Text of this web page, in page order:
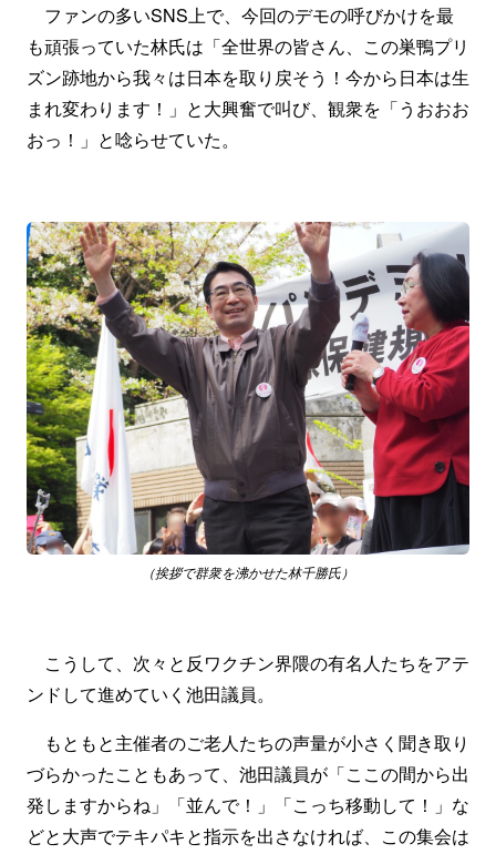
ファンの多いSNS上で、今回のデモの呼びかけを最
も頑張っていた林氏は「全世界の皆さん、この巣鴨プリ
ズン跡地から我々は日本を取り戻そう！今から日本は生
まれ変わります！」と大興奮で叫び、観衆を「うおおお
おっ！」と唸らせていた。
（挨拶で群衆を沸かせた林千勝氏）
こうして、次々と反ワクチン界隈の有名人たちをアテ
ンドして進めていく池田議員。
もともと主催者のご老人たちの声量が小さく聞き取り
づらかったこともあって、池田議員が「ここの間から出
発しますからね」「並んで！」「こっち移動して！」な
どと大声でテキパキと指示を出さなければ、この集会は